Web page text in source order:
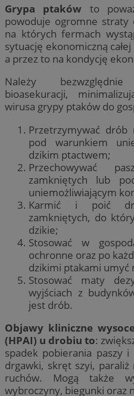
Grypa ptaków to
powoduje ogromne straty
na których fermach
sytuację ekonomiczną
a przez to na kondycję
Należy
bioasekuracji,
wirusa grypy ptaków do
Przetrzymywać drób
pod warunkiem
dzikim ptactwem;
Przechowywać
zamkniętych lub
uniemożliwiającym
Karmić i poić
zamkniętych, do
dzikie;
Stosować w
ochronne oraz po
dzikimi ptakami umyć
Stosować maty
wyjściach z
jest drób.
Objawy kliniczne
(HPAI) u drobiu to:
spadek pobierania paszy
drgawki, skręt szyi, paraliż
ruchów. Mogą także
wybroczyny, biegunki oraz